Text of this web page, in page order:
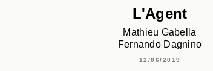
L'Agent
Mathieu Gabella
Fernando Dagnino
12/06/2019